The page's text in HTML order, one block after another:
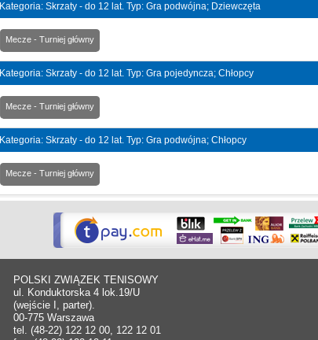
Kategoria: Skrzaty - do 12 lat. Typ: Gra podwójna; Dziewczęta
Mecze - Turniej główny
Kategoria: Skrzaty - do 12 lat. Typ: Gra pojedyncza; Chłopcy
Mecze - Turniej główny
Kategoria: Skrzaty - do 12 lat. Typ: Gra podwójna; Chłopcy
Mecze - Turniej główny
POLSKI ZWIĄZEK TENISOWY
ul. Konduktorska 4 lok.19/U
(wejście I, parter).
00-775 Warszawa
tel. (48-22) 122 12 00, 122 12 01